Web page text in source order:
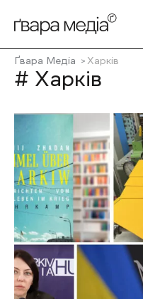
Ґвара Медіа Харків
# Харків